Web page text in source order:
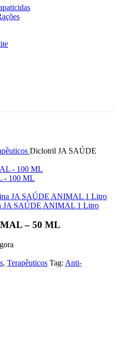
Diclotril JA SAÚDE
- 100 ML
JA SAÚDE ANIMAL 1 Litro
– 50 ML
, Terapêuticos Tag: Anti-